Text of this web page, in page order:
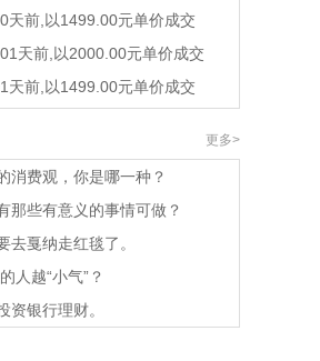
天前,以1499.00元单价成交
天前,以2000.00元单价成交
天前,以1499.00元单价成交
天前,以1500.00元单价成交
天前,以1495.00元单价成交
天前,以1500.00元单价成交
天前,以2000.00元单价成交
天前,以1490.00元单价成交
天前,以1498.00元单价成交
更多>
消费观，你是哪一种？
那些有意义的事情可做？
去戛纳走红毯了。
人越“小气”？
资银行理财。